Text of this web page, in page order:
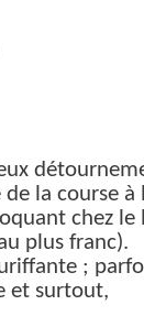
la course à
chez le
plus franc).
;
et surtout,